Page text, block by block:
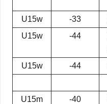
U15w -33
U15w
-44
U15w -44
U15m -40